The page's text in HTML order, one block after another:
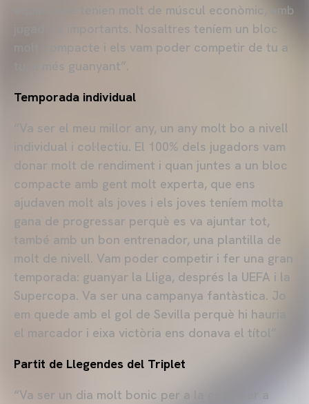
equips que tenien molt de múscul econòmic, amb
jugadors importants. Nosaltres teníem un bloc
molt compacte i els vam poder competir de tu a
tu, a més guanyant”.
Temporada individual
“Va ser el meu millor any, un any molt bo a nivell
individual i col·lectiu. El 100% dels jugadors vam
donar molt de rendiment i quan juntes a un bloc
compacte amb gent molt experta, que ens
ajudaven molt als joves i els joves teníem molta
gana de progressar perquè es va ajuntar tot,
també amb un bon entrenador, una plantilla de
molt de nivell. Vam poder competir i fer una gran
temporada: guanyar la Lliga, després la UEFA i la
Supercopa. Va ser una campanya fantàstica. Jo
em quede amb el gol de Sevilla perquè hi hauria
el marcador i eixa victòria ens donava el títol”.
Partit de Llegendes del Triplet
“Va ser un dia molt bonic per a la gent, per a